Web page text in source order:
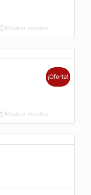
Mostrar detalles
¡Oferta!
Mostrar detalles